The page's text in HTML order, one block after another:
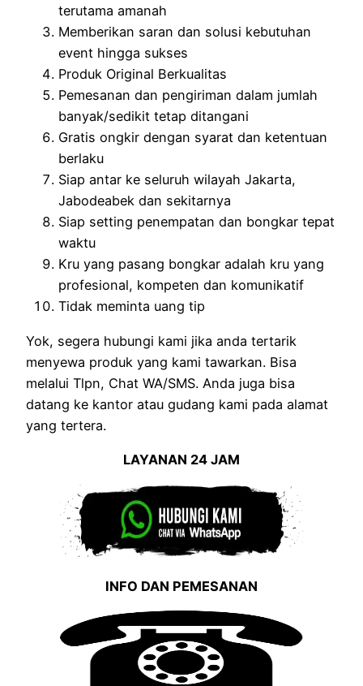
terutama amanah
Memberikan saran dan solusi kebutuhan
event hingga sukses
Produk Original Berkualitas
Pemesanan dan pengiriman dalam jumlah
banyak/sedikit tetap ditangani
Gratis ongkir dengan syarat dan ketentuan
berlaku
Siap antar ke seluruh wilayah Jakarta,
Jabodeabek dan sekitarnya
Siap setting penempatan dan bongkar tepat
waktu
Kru yang pasang bongkar adalah kru yang
profesional, kompeten dan komunikatif
Tidak meminta uang tip
Yok, segera hubungi kami jika anda tertarik
menyewa produk yang kami tawarkan. Bisa
melalui Tlpn, Chat WA/SMS. Anda juga bisa
datang ke kantor atau gudang kami pada alamat
yang tertera.
LAYANAN 24 JAM
INFO DAN PEMESANAN